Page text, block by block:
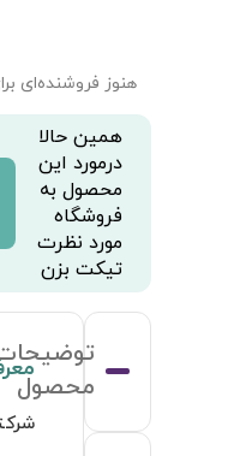
هنوز فروشنده‌ای
همین حالا
درمورد این
محصول به
فروشگاه
مورد نظرت
تیکت بزن
محصول